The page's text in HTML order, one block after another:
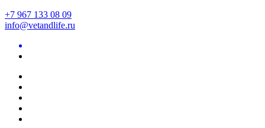
+7 967 133 08 09
info@vetandlife.ru